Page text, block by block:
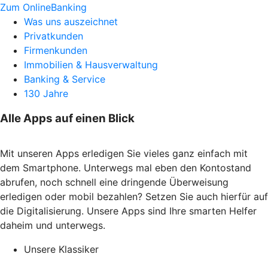
Zum OnlineBanking
Was uns auszeichnet
Privatkunden
Firmenkunden
Immobilien & Hausverwaltung
Banking & Service
130 Jahre
Alle Apps auf einen Blick
Mit unseren Apps erledigen Sie vieles ganz einfach mit
dem Smartphone. Unterwegs mal eben den Kontostand
abrufen, noch schnell eine dringende Überweisung
erledigen oder mobil bezahlen? Setzen Sie auch hierfür auf
die Digitalisierung. Unsere Apps sind Ihre smarten Helfer
daheim und unterwegs.
Unsere Klassiker